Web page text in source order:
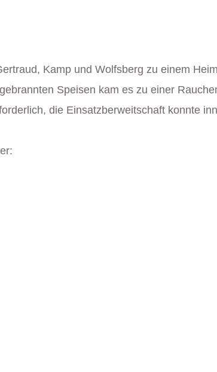
Kamp und Wolfsberg zu einem
Speisen kam es zu einer
die Einsatzberweitschaft konnte